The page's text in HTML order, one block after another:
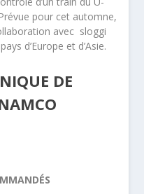
pour cet automne,
avec sloggi
d’Europe et d’Asie.
DE